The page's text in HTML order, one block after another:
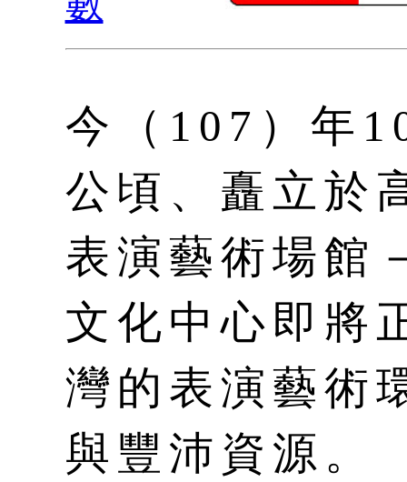
今（107）年
公頃、矗立於
表演藝術場館
文化中心即將
灣的表演藝術
與豐沛資源。